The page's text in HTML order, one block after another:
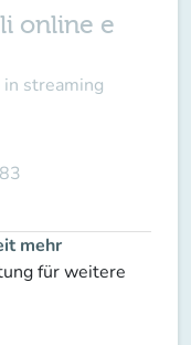
online e
streaming
mehr
für weitere